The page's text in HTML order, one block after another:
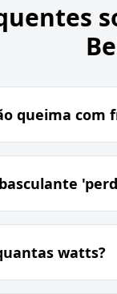
queima com
watts?